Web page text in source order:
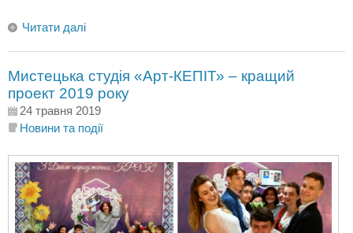
Читати далі
Мистецька студія «Арт-КЕПІТ» – кращий
проект 2019 року
24 травня 2019
Новини та події